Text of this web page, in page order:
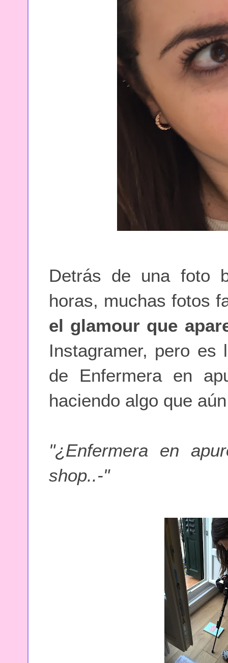
Detrás de una foto
horas, muchas fotos
el glamour que
Instagramer, pero es
de Enfermera en
haciendo algo que
"¿Enfermera en
shop..-"